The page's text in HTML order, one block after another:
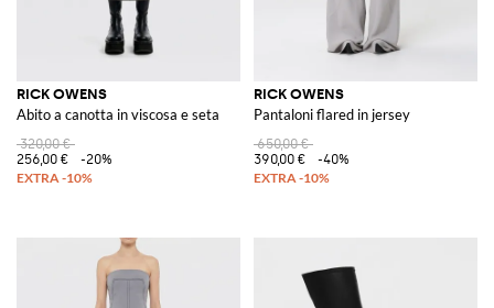
RICK OWENS
Abito a canotta in viscosa e seta
320,00 €
256,00 €
-20%
RICK OWENS
Pantaloni flared in jersey
650,00 €
390,00 €
-40%